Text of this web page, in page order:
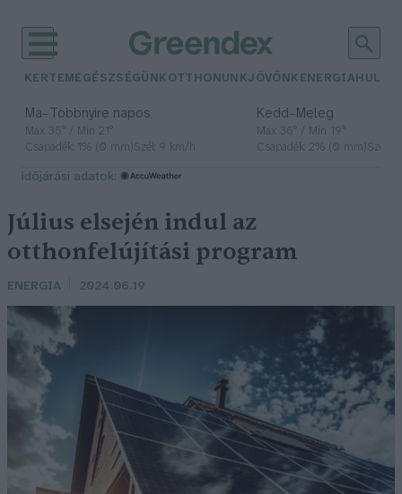
KERTEM EGÉSZSÉGÜNK OTTHONUNKJÖVŐNK ENERGIA
Ma– Többnyire napos
Max 35° / Min 21°
Csapadék: 1% (0 mm)Szél: 9 km/h
Kedd– Meleg
Max 36° / Min 19°
Csapadék: 2% (0 mm)Szél:
időjárási adatok:
Július elsején indul az
otthonfelújítási program
ENERGIA 2024.06.19